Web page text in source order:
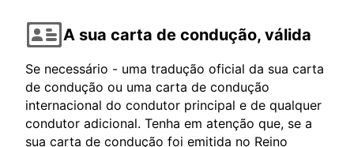
A sua carta de condução, válida
Se necessário - uma tradução oficial da sua carta
de condução ou uma carta de condução
internacional do condutor principal e de qualquer
condutor adicional. Tenha em atenção que, se a
sua carta de condução foi emitida no Reino